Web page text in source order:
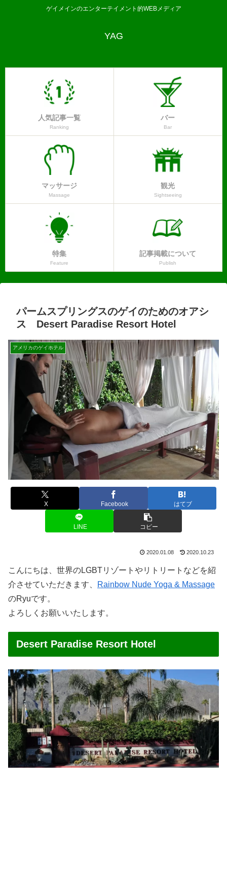
ゲイメインのエンターテイメント的WEBメディア
YAG
人気記事一覧
Ranking
バー
Bar
マッサージ
Massage
観光
Sightseeing
特集
Feature
記事掲載について
Publish
パームスプリングスのゲイのためのオアシ
ス Desert Paradise Resort Hotel
アメリカのゲイホテル
X Facebook はてブ
LINE コピー
2020.01.08 2020.10.23
こんにちは、世界のLGBTリゾートやリトリートなどを紹
介させていただきます、
Rainbow Nude Yoga & Massage
のRyuです。
よろしくお願いいたします。
Desert Paradise Resort Hotel